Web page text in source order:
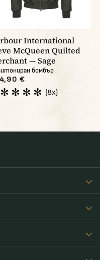
International
McQueen Quilted
— Sage
бомбър
€
(8x)